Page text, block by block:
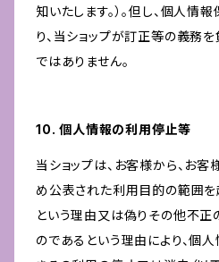
知いたします。）。但し、個人情
り、当ショップが訂正等の義務
ではありません。
10. 個人情報の利用停止等
当ショップは、お客様から、お
め公表された利用目的の範囲を
という理由又は偽りその他不正
のであるという理由により、個